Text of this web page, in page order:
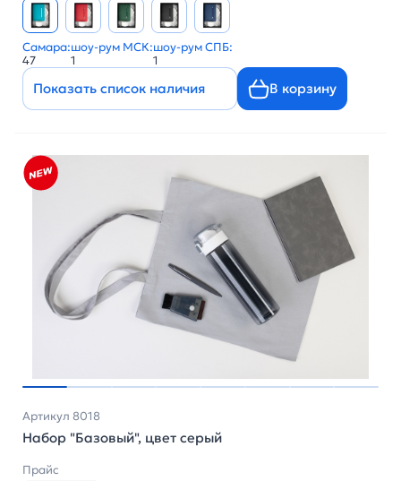
Самара:
47
шоу-рум МСК:
1
шоу-рум СПБ:
1
Показать список наличия В корзину
Артикул 8018
Набор "Базовый", цвет серый
Прайс